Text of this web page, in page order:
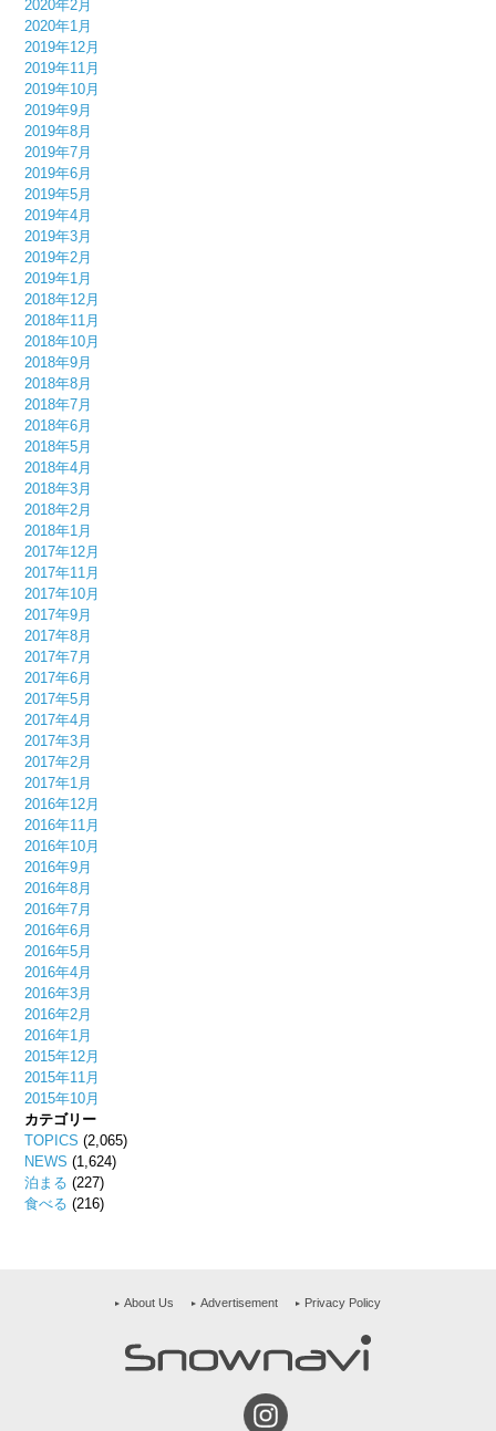
2020年2月
2020年1月
2019年12月
2019年11月
2019年10月
2019年9月
2019年8月
2019年7月
2019年6月
2019年5月
2019年4月
2019年3月
2019年2月
2019年1月
2018年12月
2018年11月
2018年10月
2018年9月
2018年8月
2018年7月
2018年6月
2018年5月
2018年4月
2018年3月
2018年2月
2018年1月
2017年12月
2017年11月
2017年10月
2017年9月
2017年8月
2017年7月
2017年6月
2017年5月
2017年4月
2017年3月
2017年2月
2017年1月
2016年12月
2016年11月
2016年10月
2016年9月
2016年8月
2016年7月
2016年6月
2016年5月
2016年4月
2016年3月
2016年2月
2016年1月
2015年12月
2015年11月
2015年10月
カテゴリー
TOPICS (2,065)
NEWS (1,624)
泊まる (227)
食べる (216)
About Us Advertisement Privacy Policy